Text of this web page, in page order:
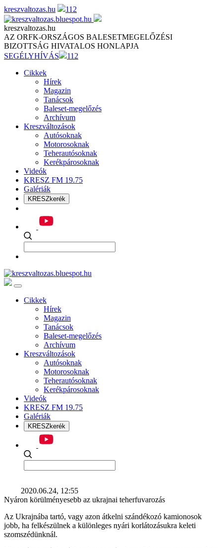
Skip
to
content
kreszvaltozas.hu 112
kreszvaltozas.hu
AZ ORFK-ORSZÁGOS BALESETMEGELŐZÉSI
BIZOTTSÁG HIVATALOS HONLAPJA
SEGÉLYHÍVÁS
112
Cikkek
Hírek
Magazin
Tanácsok
Baleset-megelőzés
Archívum
Kreszváltozások
Autósoknak
Motorosoknak
Teherautósoknak
Kerékpárosoknak
Videók
KRESZ FM 19.75
Galériák
KRESZkerék
Cikkek
Hírek
Magazin
Tanácsok
Baleset-megelőzés
Archívum
Kreszváltozások
Autósoknak
Motorosoknak
Teherautósoknak
Kerékpárosoknak
Videók
KRESZ FM 19.75
Galériák
KRESZkerék
2020.06.24, 12:55
Nyáron körülményesebb az ukrajnai teherfuvarozás
Az Ukrajnába tartó, vagy azon átkelni szándékozó kamionosok
jobb, ha felkészülnek a különleges nyári korlátozásukra keleti
szomszédünknál.